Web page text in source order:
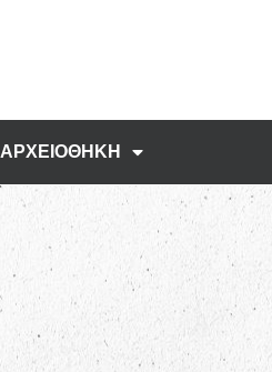
ΑΡΧΕΙΟΘΗΚΗ